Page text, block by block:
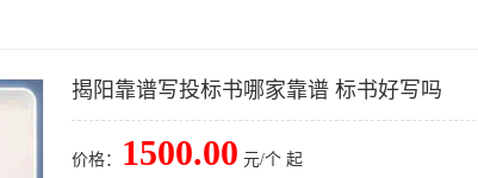
揭阳靠谱写投标书哪家靠谱 标书好写吗
价格： 1500.00 元/个 起